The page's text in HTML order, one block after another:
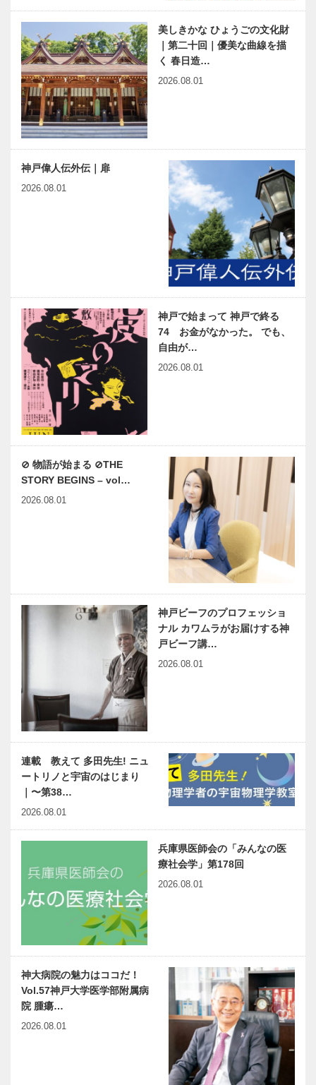
美しきかな ひょうごの文化財
｜第二十回｜優美な曲線を描
く 春日造…
2026.08.01
神戸偉人伝外伝｜扉
2026.08.01
神戸で始まって 神戸で終る
74 お金がなかった。 でも、
自由が…
2026.08.01
⊘ 物語が始まる ⊘THE
STORY BEGINS – vol…
2026.08.01
神戸ビーフのプロフェッショ
ナル カワムラがお届けする神
戸ビーフ講…
2026.08.01
連載 教えて 多田先生! ニュ
ートリノと宇宙のはじまり
｜〜第38…
2026.08.01
兵庫県医師会の「みんなの医
療社会学」第178回
2026.08.01
神大病院の魅力はココだ！
Vol.57神戸大学医学部附属病
院 腫瘍…
2026.08.01